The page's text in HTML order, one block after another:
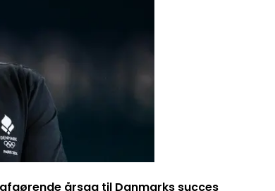
årsag til Danmarks succes